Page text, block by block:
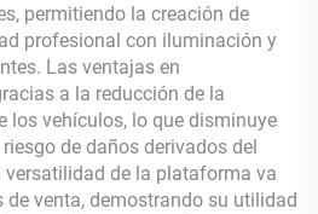
permitiendo la creación de
profesional con iluminación y
Las ventajas en
a la reducción de la
los vehículos, lo que disminuye
de daños derivados del
de la plataforma va
venta, demostrando su utilidad